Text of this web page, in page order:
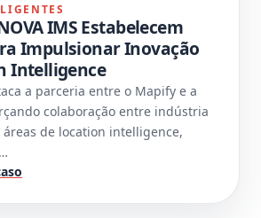
IMS Estabelecem
Impulsionar Inovação
Intelligence
a parceria entre o Mapify e a
colaboração entre indústria
áreas de location intelligence,